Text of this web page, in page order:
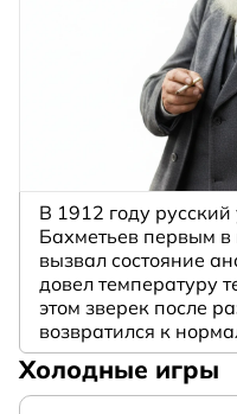
В 1912 году
Бахметьев первым
вызвал состояние
довел температуру
этом зверек после
возвратился к
Холодные игры